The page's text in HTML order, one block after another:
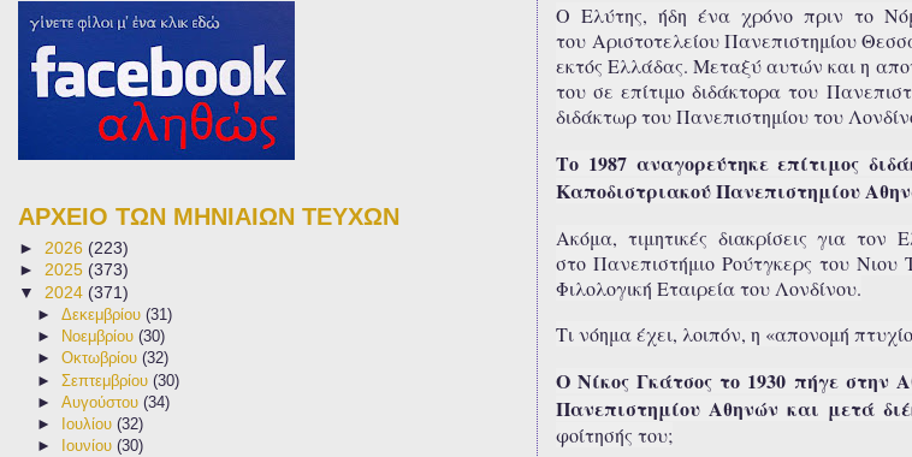
Ο Ελύτης, ήδη ένα χρόνο πριν το
του Αριστοτελείου Πανεπιστημίου
εκτός Ελλάδας. Μεταξύ αυτών και η
του σε επίτιμο διδάκτορα του
διδάκτωρ του Πανεπιστημίου του
Το 1987 αναγορεύτηκε επίτιμος
Καποδιστριακού Πανεπιστημίου
Ακόμα, τιμητικές διακρίσεις για
στο Πανεπιστήμιο Ρούτγκερς του Νιου
Φιλολογική Εταιρεία του Λονδίνου.
Τι νόημα έχει, λοιπόν, η «απονομή
Ο Νίκος Γκάτσος το 1930 πήγε στην
Πανεπιστημίου Αθηνών και μετά
φοίτησής του;
ΑΡΧΕΙΟ ΤΩΝ ΜΗΝΙΑΙΩΝ ΤΕΥΧΩΝ
► 2026 (223)
► 2025 (373)
▼ 2024 (371)
►Δεκεμβρίου(31)
►
Νοεμβρίου(30)
►Οκτωβρίου(32)
►Σεπτεμβρίου(30)
►Αυγούστου(34)
►
Ιουλίου(32)
►
Ιουνίου(30)